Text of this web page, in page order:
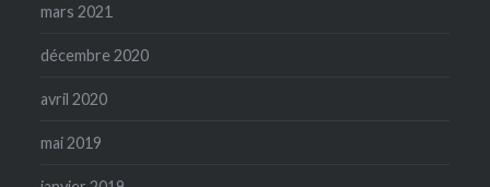
mars 2021
décembre 2020
avril 2020
mai 2019